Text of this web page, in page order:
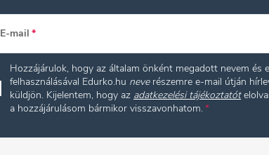
E-mail
Hozzájárulok, hogy az általam önként megadott nevem és
felhasználásával Edurko.hu neverészemre e-mail útján
küldjön. Kijelentem, hogy az adatkezelési tájékoztatót
a hozzájárulásom bármikor visszavonhatom.